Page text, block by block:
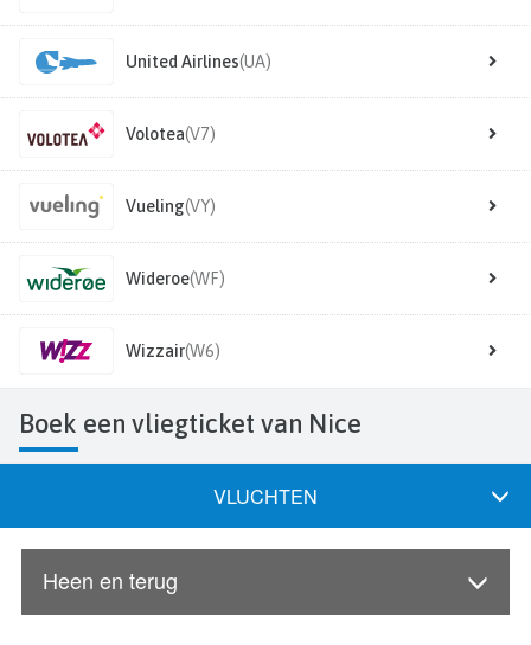
United Airlines(UA)
Volotea(V7)
Vueling(VY)
Wideroe(WF)
Wizzair(W6)
Boek een vliegticket van Nice